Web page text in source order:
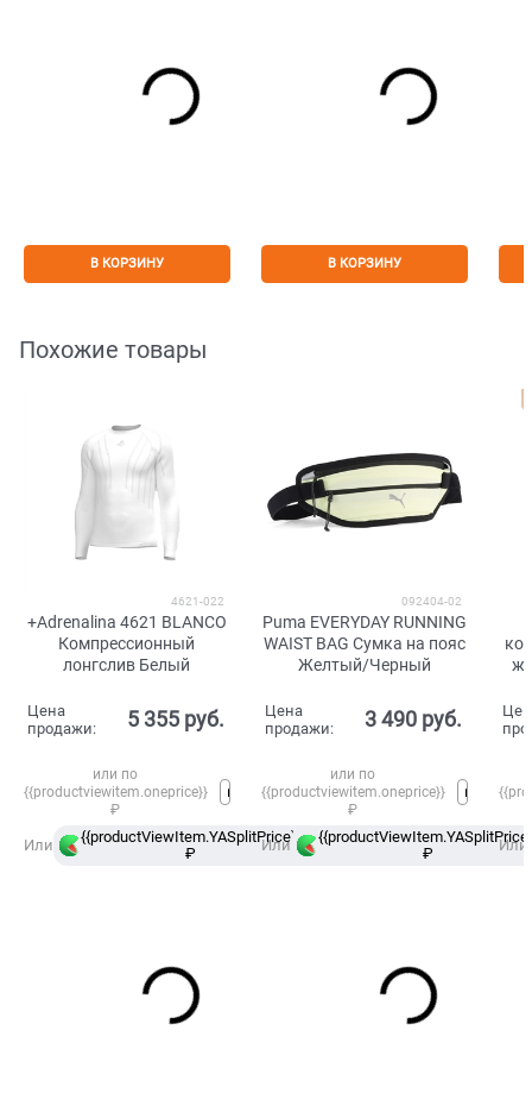
В КОРЗИНУ В КОРЗИНУ
Похожие товары
4621-022
+Adrenalina 4621 BLANCO
Компрессионный
лонгслив Белый
Цена
продажи:
5 355 руб.
или по
{{productviewitem.oneprice}}
₽
Или
{{productViewItem.YASplitPrice}}
₽
в
Сплит
092404-02
Puma EVERYDAY RUNNING
WAIST BAG Сумка на пояс
Желтый/Черный
Цена
продажи:
3 490 руб.
или по
{{productviewitem.oneprice}}
₽
Или
₽
Или